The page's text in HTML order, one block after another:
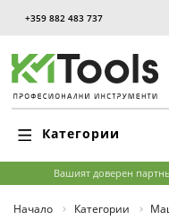
+359 882 483 737
Категории
Вашият доверен
Начало Категории